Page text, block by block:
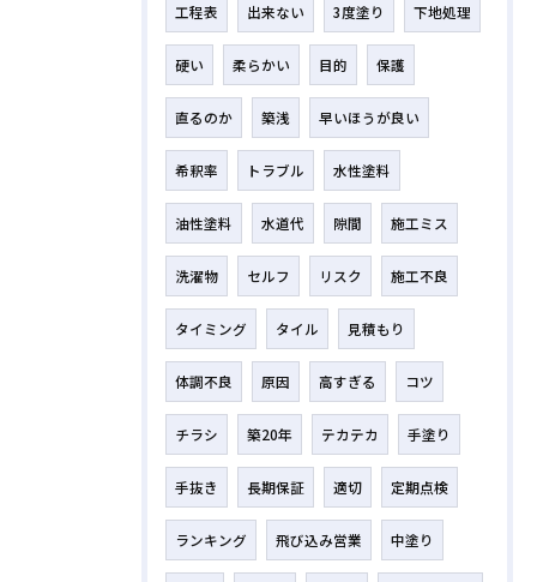
工程表 出来ない 3度塗り 下地処理
硬い 柔らかい 目的 保護
直るのか 築浅 早いほうが良い
希釈率 トラブル 水性塗料
油性塗料 水道代 隙間 施工ミス
洗濯物 セルフ リスク 施工不良
タイミング タイル 見積もり
体調不良 原因 高すぎる コツ
チラシ 築20年 テカテカ 手塗り
手抜き 長期保証 適切 定期点検
ランキング 飛び込み営業 中塗り